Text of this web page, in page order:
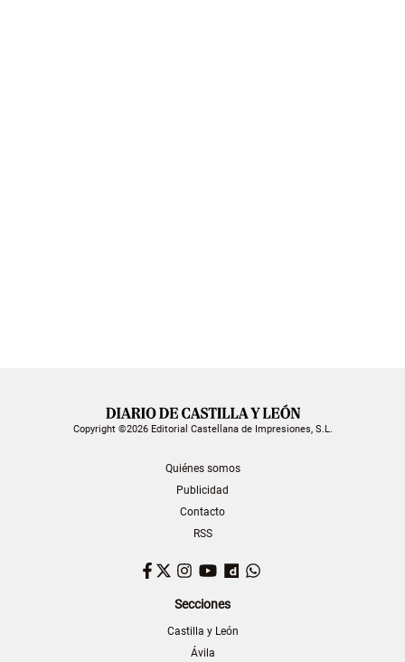
Copyright ©2026 Editorial Castellana de Impresiones, S.L.
Quiénes somos
Publicidad
Contacto
RSS
Facebook
TwitterInstagram
YouTubeDailymotion
Secciones
Castilla y León
Ávila